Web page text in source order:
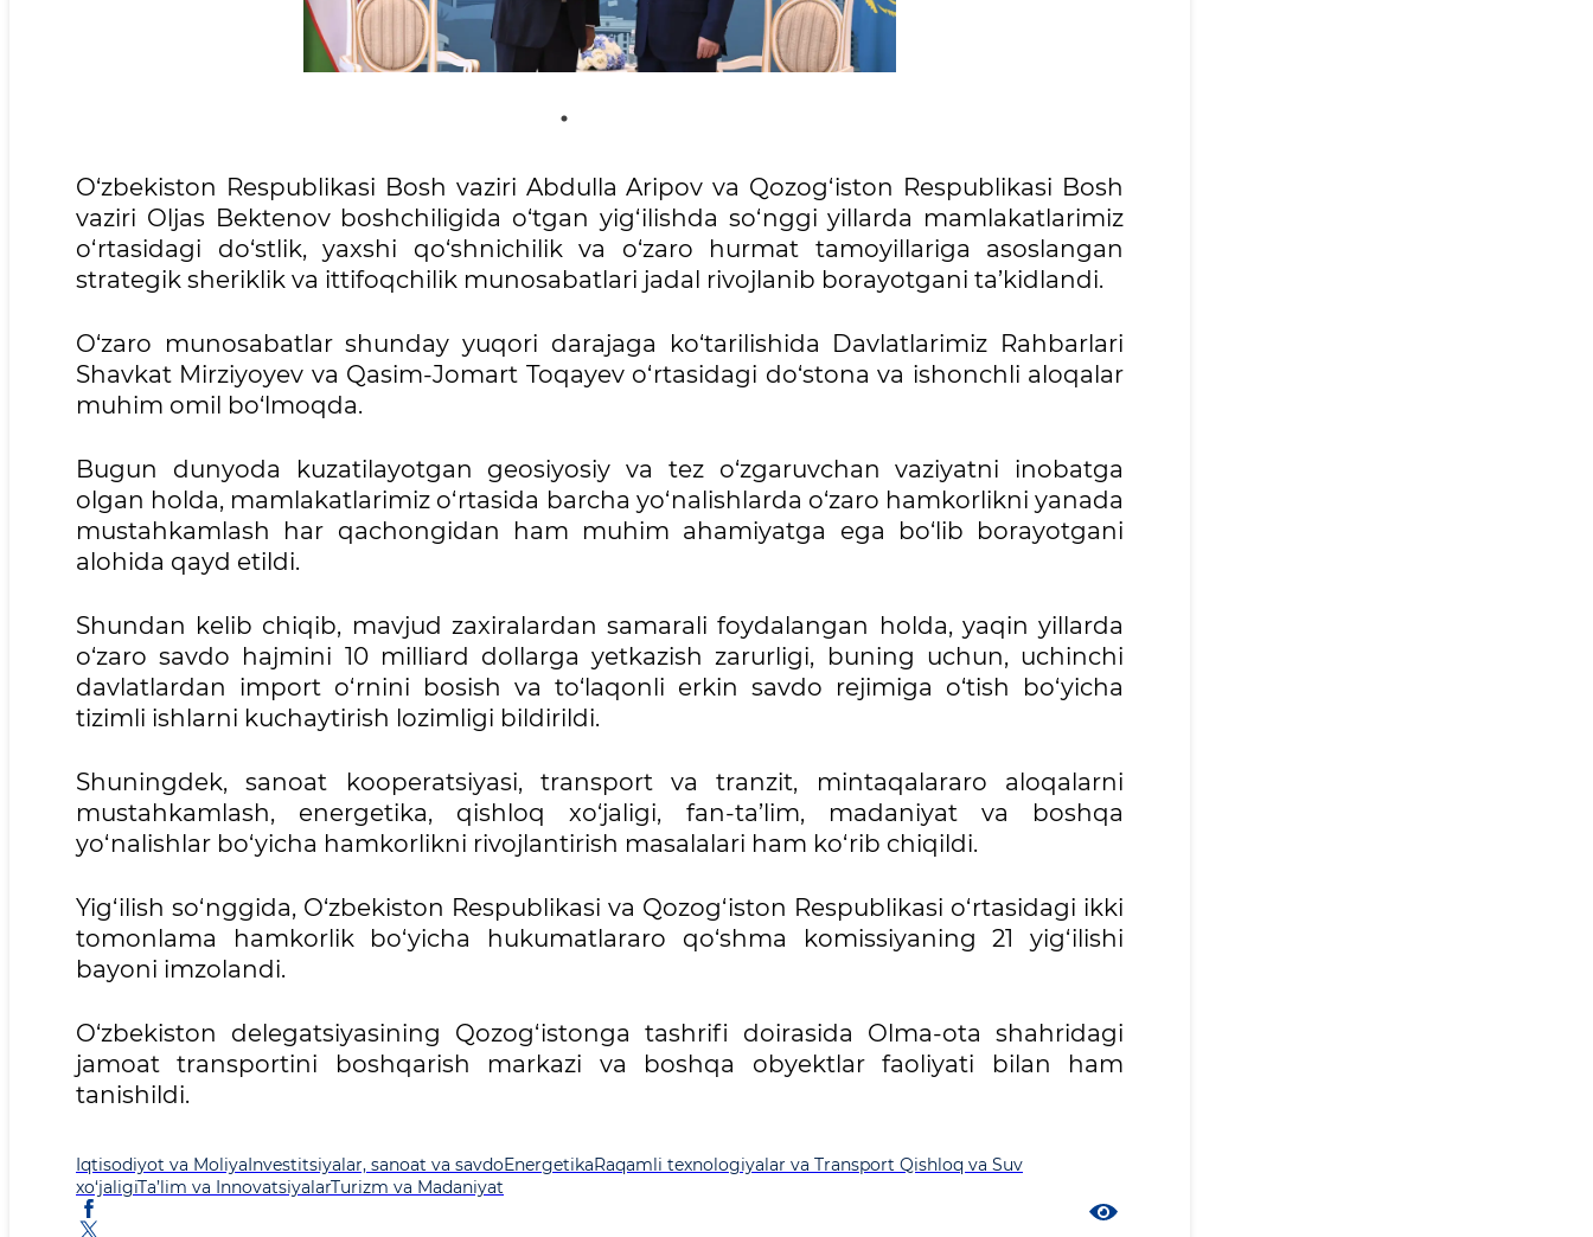
O‘zbekiston Respublikasi Bosh vaziri Abdulla Aripov va Qozog‘iston Respublikasi Bosh
vaziri Oljas Bektenov boshchiligida o‘tgan yig‘ilishda so‘nggi yillarda mamlakatlarimiz
o‘rtasidagi do‘stlik, yaxshi qo‘shnichilik va o‘zaro hurmat tamoyillariga asoslangan
strategik sheriklik va ittifoqchilik munosabatlari jadal rivojlanib borayotgani ta’kidlandi.
O‘zaro munosabatlar shunday yuqori darajaga ko‘tarilishida Davlatlarimiz Rahbarlari
Shavkat Mirziyoyev va Qasim-Jomart Toqayev o‘rtasidagi do‘stona va ishonchli aloqalar
muhim omil bo‘lmoqda.
Bugun dunyoda kuzatilayotgan geosiyosiy va tez o‘zgaruvchan vaziyatni inobatga
olgan holda, mamlakatlarimiz o‘rtasida barcha yo‘nalishlarda o‘zaro hamkorlikni yanada
mustahkamlash har qachongidan ham muhim ahamiyatga ega bo‘lib borayotgani
alohida qayd etildi.
Shundan kelib chiqib, mavjud zaxiralardan samarali foydalangan holda, yaqin yillarda
o‘zaro savdo hajmini 10 milliard dollarga yetkazish zarurligi, buning uchun, uchinchi
davlatlardan import o‘rnini bosish va to‘laqonli erkin savdo rejimiga o‘tish bo‘yicha
tizimli ishlarni kuchaytirish lozimligi bildirildi.
Shuningdek, sanoat kooperatsiyasi, transport va tranzit, mintaqalararo aloqalarni
mustahkamlash, energetika, qishloq xo‘jaligi, fan-ta’lim, madaniyat va boshqa
yo‘nalishlar bo‘yicha hamkorlikni rivojlantirish masalalari ham ko‘rib chiqildi.
Yig‘ilish so‘nggida, O‘zbekiston Respublikasi va Qozog‘iston Respublikasi o‘rtasidagi ikki
tomonlama hamkorlik bo‘yicha hukumatlararo qo‘shma komissiyaning 21 yig‘ilishi
bayoni imzolandi.
O‘zbekiston delegatsiyasining Qozog‘istonga tashrifi doirasida Olma-ota shahridagi
jamoat transportini boshqarish markazi va boshqa obyektlar faoliyati bilan ham
tanishildi.
Iqtisodiyot va MoliyaInvestitsiyalar, sanoat va savdoEnergetikaRaqamli texnologiyalar va Transport Qishloq va Suv
xo‘jaligiTa’lim va InnovatsiyalarTurizm va Madaniyat